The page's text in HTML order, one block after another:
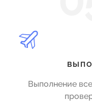
Выполнение